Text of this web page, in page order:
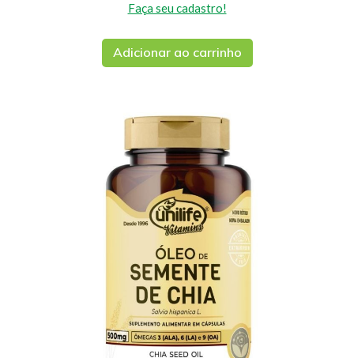
Faça seu cadastro!
Adicionar ao carrinho